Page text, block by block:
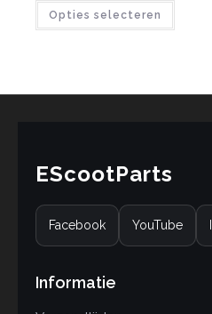
d4.75op 5
n
Opties selecteren
EScootParts
Facebook YouTube
Informatie